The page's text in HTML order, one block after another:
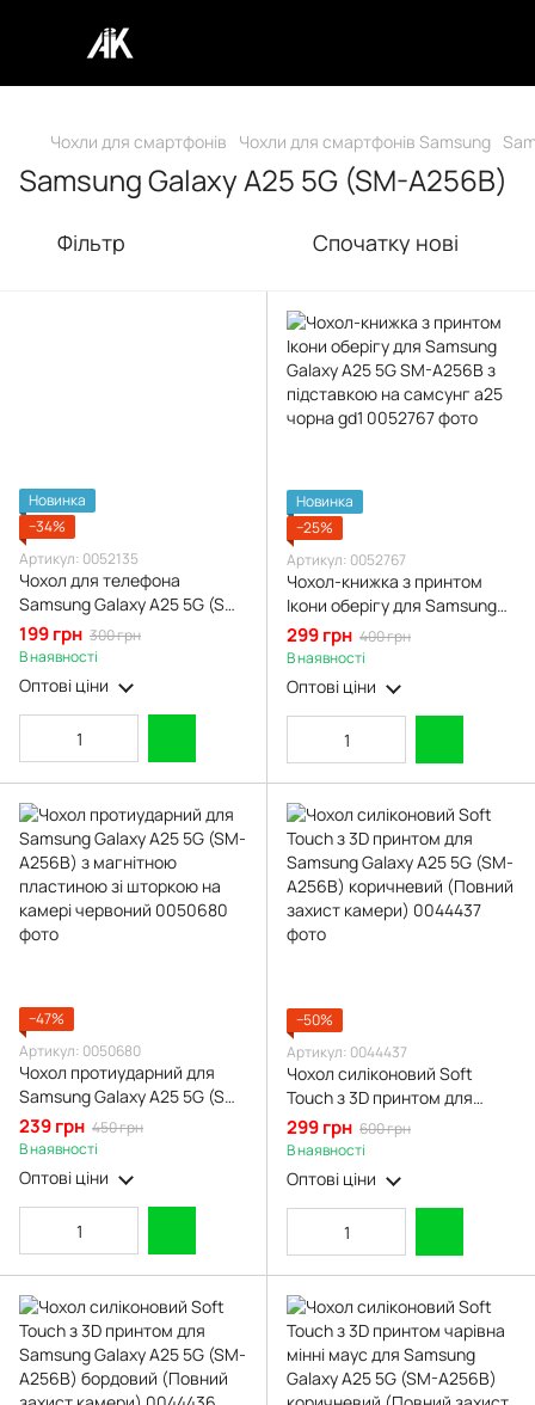
Чохли для смартфонів Чохли для смартфонів Samsung
Samsung Galaxy A25 5G (SM-A256B)
Фільтр Спочатку нові
Новинка
−34%
Артикул: 0052135
Чохол для телефона
Samsung Galaxy A25 5G (SM-
A256B) карбоновий
протиударний з високими
бортами чорний
199 грн 300 грн
В наявності
Оптові ціни
Новинка
−25%
Артикул: 0052767
Чохол-книжка з принтом
Ікони оберігу для Samsung
Galaxy A25 5G SM-A256B з
підставкою на самсунг а25
чорна gd1
299 грн 400 грн
В наявності
Оптові ціни
−47%
Артикул: 0050680
Чохол протиударний для
Samsung Galaxy A25 5G (SM-
A256B) з магнітною
пластиною зі шторкою на
камері червоний
239 грн 450 грн
В наявності
Оптові ціни
−50%
Артикул: 0044437
Чохол силіконовий Soft
Touch з 3D принтом для
Samsung Galaxy A25 5G (SM-
A256B) коричневий (Повний
захист камери)
299 грн 600 грн
В наявності
Оптові ціни